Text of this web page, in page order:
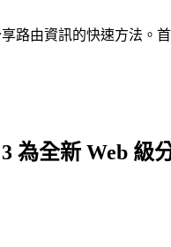
路由資訊的快速方法。
為全新 Web 級